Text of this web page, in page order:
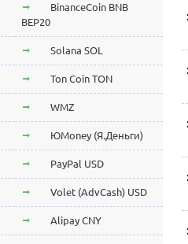
BinanceCoin BNB
BEP20
Solana SOL
Ton Coin TON
WMZ
ЮMoney (Я.Деньги)
PayPal USD
Volet (AdvCash) USD
Alipay CNY